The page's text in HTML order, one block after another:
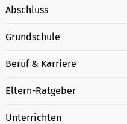
Abschluss
Grundschule
Beruf & Karriere
Eltern-Ratgeber
Unterrichten